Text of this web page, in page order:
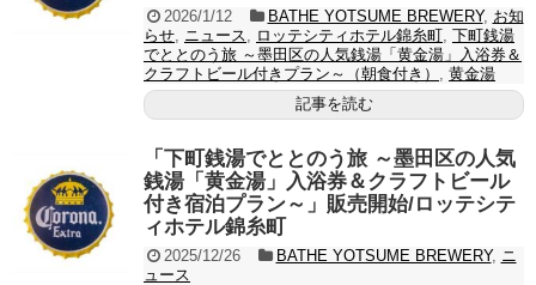
2026/1/12 BATHE YOTSUME BREWERY, お知
らせ, ニュース, ロッテシティホテル錦糸町, 下町銭湯
でととのう旅 ～墨田区の人気銭湯「黄金湯」入浴券＆
クラフトビール付きプラン～（朝食付き） , 黄金湯
記事を読む
「下町銭湯でととのう旅 ～墨田区の人気
銭湯「黄金湯」入浴券＆クラフトビール
付き宿泊プラン～」販売開始/ロッテシテ
ィホテル錦糸町
2025/12/26 BATHE YOTSUME BREWERY, ニ
ュース